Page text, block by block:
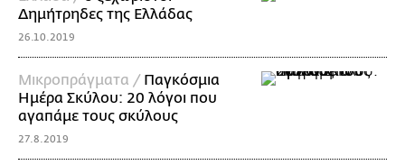
Δημήτρηδες της Ελλάδας
26.10.2019
Mικροπράγματα / Παγκόσμια
Ημέρα Σκύλου: 20 λόγοι που
αγαπάμε τους σκύλους
27.8.2019